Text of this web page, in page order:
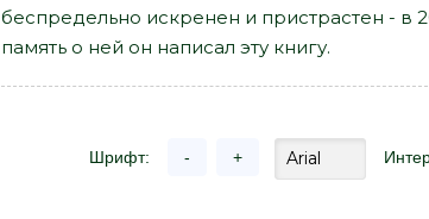
беспредельно искренен и пристрастен - в
память о ней он написал эту книгу.
Шрифт: - +